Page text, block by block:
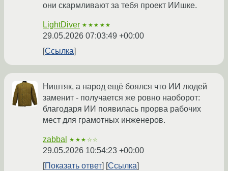
они скармливают за тебя проект ИИшке.
LightDiver ★★★★★
29.05.2026 07:03:49 +00:00
Ссылка
Ништяк, а народ ещё боялся что ИИ людей
заменит - получается же ровно наоборот:
благодаря ИИ появилась прорва рабочих
мест для грамотных инженеров.
zabbal ★★★☆☆
29.05.2026 10:54:23 +00:00
Показать ответ
Ссылка